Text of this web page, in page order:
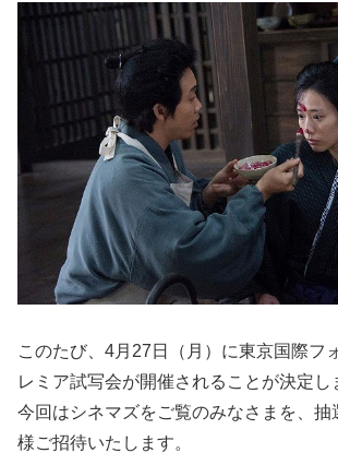
このたび、4月27日（月）に東京国際フ
レミア試写会が開催されることが決定し
今回はシネマズをご覧のみなさまを、抽
様ご招待いたします。